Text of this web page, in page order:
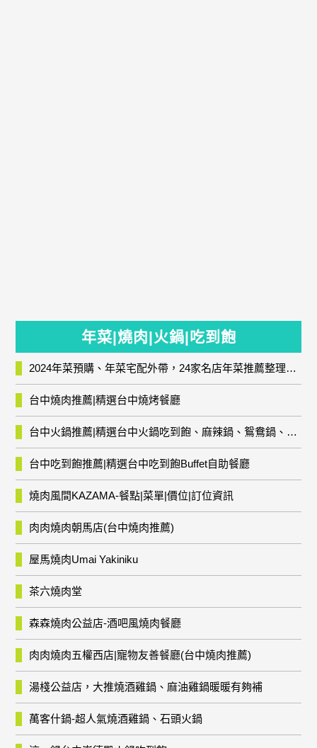
年菜|燒肉|火鍋|吃到飽
2024年菜預購、年菜宅配外帶，24家名店年菜推薦整理，圍爐輕鬆上菜團圓趣
台中燒肉推薦|精選台中燒烤餐廳
台中火鍋推薦|精選台中火鍋吃到飽、麻辣鍋、鴛鴦鍋、石頭火鍋、酸菜白肉鍋、海鮮鍋、燒酒雞、麻油雞、壽喜燒等熱門人氣火鍋店!
台中吃到飽推薦|精選台中吃到飽Buffet自助餐廳
燒肉風間KAZAMA-餐點|菜單|價位|訂位資訊
肉肉燒肉朝馬店(台中燒肉推薦)
屋馬燒肉Umai Yakiniku
茶六燒肉堂
森森燒肉公益店-酒吧風燒肉餐廳
肉肉燒肉五權西店|寵物友善餐廳(台中燒肉推薦)
湯棧公益店，大推燒酒雞鍋、麻油雞鍋暖暖有夠補
萬客什鍋-超人氣燒酒雞鍋、石頭火鍋